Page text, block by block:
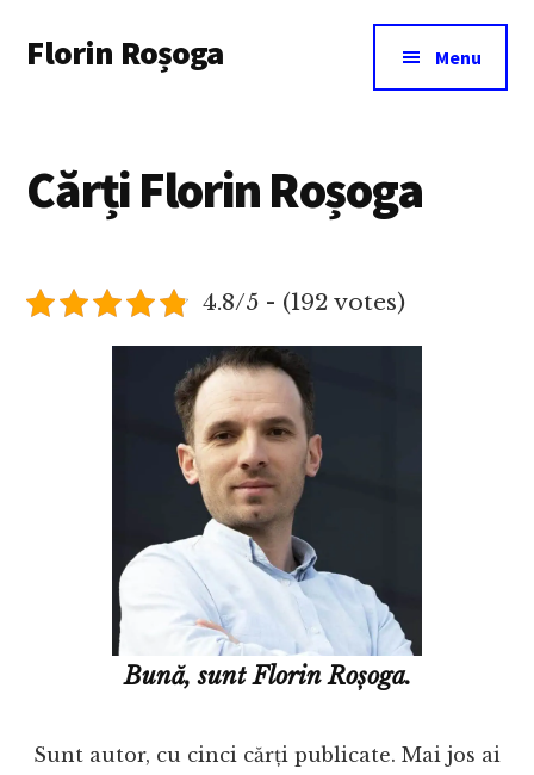
main
menu
Florin Roșoga Menu
Cărți Florin Roșoga
4.8/5 - (192 votes)
Bună, sunt Florin Roșoga.
Sunt autor, cu cinci cărți publicate. Mai jos ai